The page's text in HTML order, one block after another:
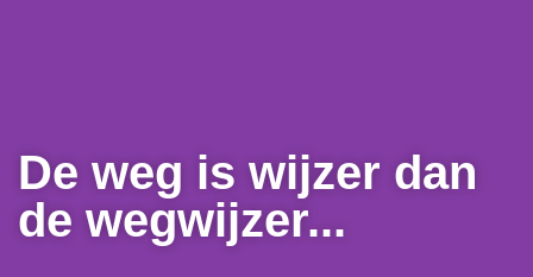
De weg is wijzer dan
de wegwijzer...